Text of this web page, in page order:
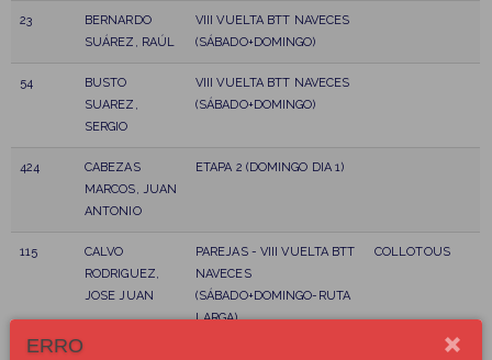
23
BERNARDO
SUÁREZ, RAÚL
VIII VUELTA BTT NAVECES
(SÁBADO+DOMINGO)
54
BUSTO
SUAREZ,
SERGIO
VIII VUELTA BTT NAVECES
(SÁBADO+DOMINGO)
424
CABEZAS
MARCOS, JUAN
ANTONIO
ETAPA 2 (DOMINGO DIA 1)
115
CALVO
RODRIGUEZ,
JOSE JUAN
PAREJAS - VIII VUELTA BTT
NAVECES
(SÁBADO+DOMINGO-RUTA
LARGA)
COLLOTOUS
ERRO